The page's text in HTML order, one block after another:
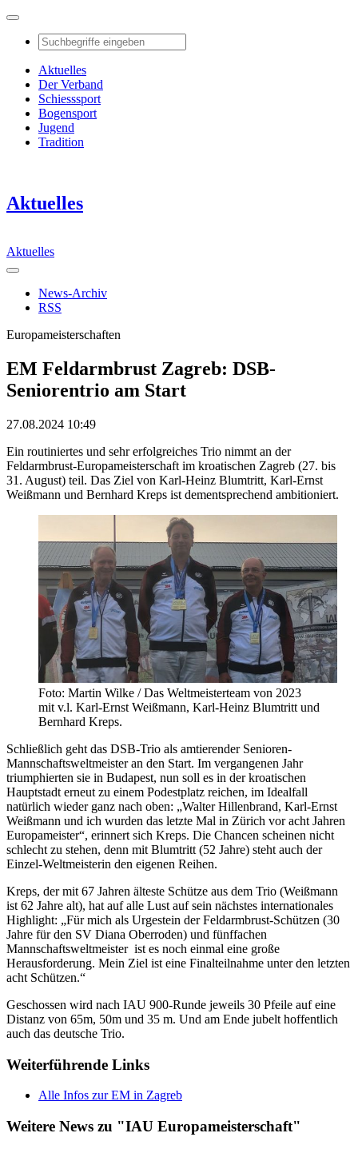
Aktuelles
Der Verband
Schiesssport
Bogensport
Jugend
Tradition
Aktuelles
Aktuelles
News-Archiv
RSS
Europameisterschaften
EM Feldarmbrust Zagreb: DSB-
Seniorentrio am Start
27.08.2024 10:49
Ein routiniertes und sehr erfolgreiches Trio nimmt an der
Feldarmbrust-Europameisterschaft im kroatischen Zagreb (27. bis
31. August) teil. Das Ziel von Karl-Heinz Blumtritt, Karl-Ernst
Weißmann und Bernhard Kreps ist dementsprechend ambitioniert.
Foto: Martin Wilke / Das Weltmeisterteam von 2023
mit v.l. Karl-Ernst Weißmann, Karl-Heinz Blumtritt und
Bernhard Kreps.
Schließlich geht das DSB-Trio als amtierender Senioren-
Mannschaftsweltmeister an den Start. Im vergangenen Jahr
triumphierten sie in Budapest, nun soll es in der kroatischen
Hauptstadt erneut zu einem Podestplatz reichen, im Idealfall
natürlich wieder ganz nach oben: „Walter Hillenbrand, Karl-Ernst
Weißmann und ich wurden das letzte Mal in Zürich vor acht Jahren
Europameister“, erinnert sich Kreps. Die Chancen scheinen nicht
schlecht zu stehen, denn mit Blumtritt (52 Jahre) steht auch der
Einzel-Weltmeisterin den eigenen Reihen.
Kreps, der mit 67 Jahren älteste Schütze aus dem Trio (Weißmann
ist 62 Jahre alt), hat auf alle Lust auf sein nächstes internationales
Highlight: „Für mich als Urgestein der Feldarmbrust-Schützen (30
Jahre für den SV Diana Oberroden) und fünffachen
Mannschaftsweltmeister ist es noch einmal eine große
Herausforderung. Mein Ziel ist eine Finalteilnahme unter den letzten
acht Schützen.“
Geschossen wird nach IAU 900-Runde jeweils 30 Pfeile auf eine
Distanz von 65m, 50m und 35 m. Und am Ende jubelt hoffentlich
auch das deutsche Trio.
Weiterführende Links
Alle Infos zur EM in Zagreb
Weitere News zu "IAU Europameisterschaft"